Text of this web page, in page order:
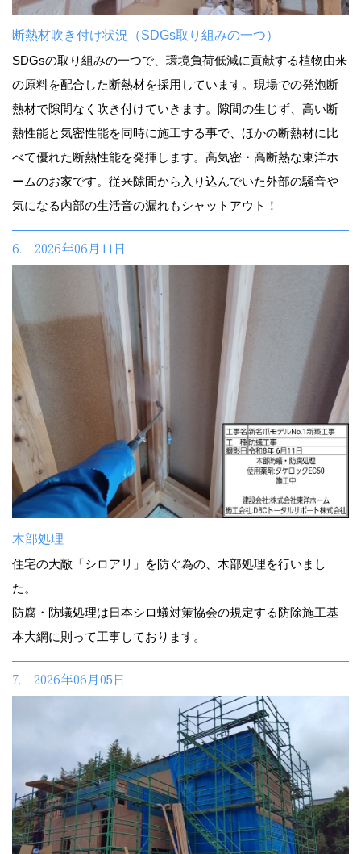
断熱材吹き付け状況（SDGs取り組みの一つ）
SDGsの取り組みの一つで、環境負荷低減に貢献する植物由来
の原料を配合した断熱材を採用しています。現場での発泡断
熱材で隙間なく吹き付けていきます。隙間の生じず、高い断
熱性能と気密性能を同時に施工する事で、ほかの断熱材に比
べて優れた断熱性能を発揮します。高気密・高断熱な東洋ホ
ームのお家です。従来隙間から入り込んでいた外部の騒音や
気になる内部の生活音の漏れもシャットアウト！
6. 2026年06月11日
木部処理
住宅の大敵「シロアリ」を防ぐ為の、木部処理を行いまし
た。
防腐・防蟻処理は日本シロ蟻対策協会の規定する防除施工基
本大網に則って工事しております。
7. 2026年06月05日